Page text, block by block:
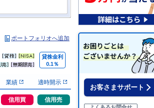
ポートフォリオへ追加
貸株金利
0.1％
業績 適時開示
信用買 信用売
お客さまサポート